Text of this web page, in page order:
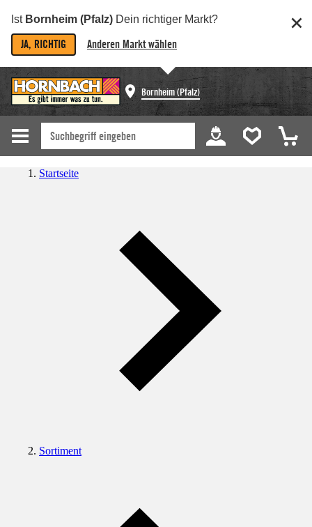
Ist Bornheim (Pfalz) Dein richtiger Markt?
JA, RICHTIG Anderen Markt wählen
Bornheim (Pfalz)
Startseite
Sortiment